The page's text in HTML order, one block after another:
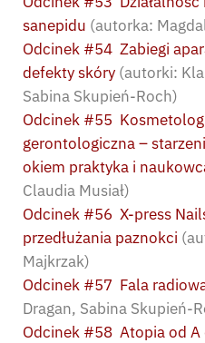
sanepidu (autorka:
Odcinek #54 Zabiegi
defekty skóry (autorki:
Sabina Skupień-Roch)
Odcinek #55
gerontologiczna –
okiem praktyka i
Claudia Musiał)
Odcinek #56 X-press
przedłużania paznokci
Majkrzak)
Odcinek #57 Fala
Dragan, Sabina Skupień-
Odcinek #58 Atopia od